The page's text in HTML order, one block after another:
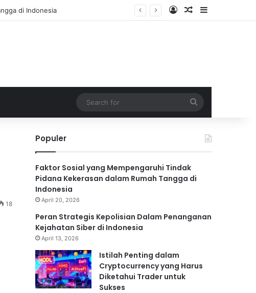
Log InRandom Article
Sidebar
for
18
Populer
Faktor Sosial yang Mempengaruhi Tindak
Pidana Kekerasan dalam Rumah Tangga di
Indonesia
April 20, 2026
Peran Strategis Kepolisian Dalam Penanganan
Kejahatan Siber di Indonesia
April 13, 2026
Istilah Penting dalam
Cryptocurrency yang Harus
Diketahui Trader untuk
Sukses